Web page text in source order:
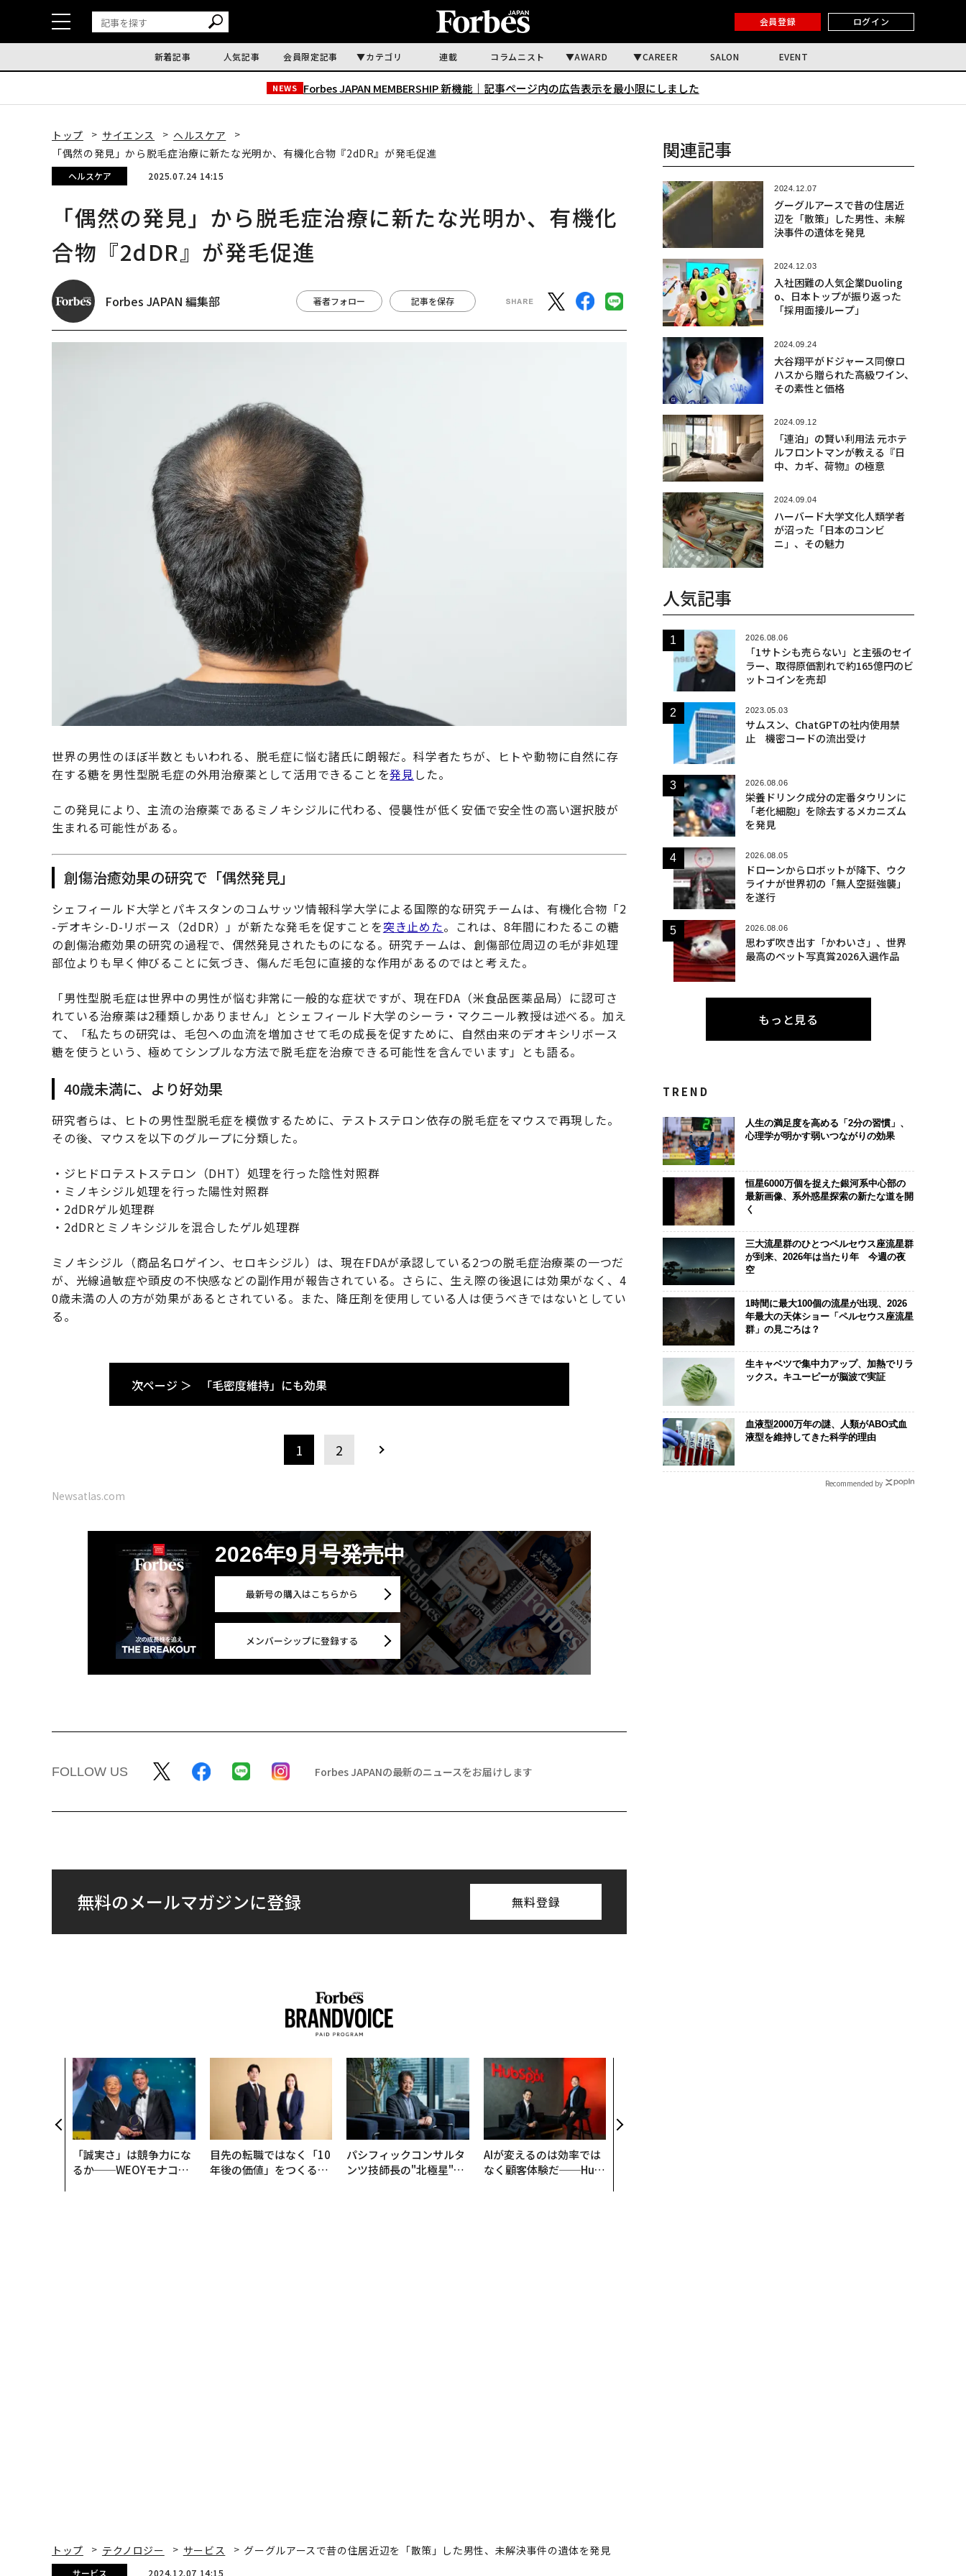
会員登録 ログイン
新着記事 人気記事 会員限定記事 カテゴリ 連載 コラムニスト AWARD CAREER SALON EVENT
NEWS Forbes JAPAN MEMBERSHIP 新機能｜ 記事ページ内の広告表示を最小限にしました
トップ サイエンス
ヘルスケア
「偶然の発見」から脱毛症治療に新たな光明か、有機化合物『2dDR』が発毛促進
ヘルスケア 2025.07.24 14:15
「偶然の発見」から脱毛症治療に新たな光明か、有機化
合物『2dDR』が発毛促進
Forbes JAPAN 編集部 著者フォロー 記事を保存
世界の男性のほぼ半数ともいわれる、脱毛症に悩む諸氏に朗報だ。科学者たちが、ヒトや動物に自然に存
在する糖を男性型脱毛症の外用治療薬として活用できることを発見 した。
この発見により、主流の治療薬であるミノキシジルに代わる、侵襲性が低く安価で安全性の高い選択肢が
生まれる可能性がある。
創傷治癒効果の研究で「偶然発見」
シェフィールド大学とパキスタンのコムサッツ情報科学大学による国際的な研究チームは、有機化合物「2
-デオキシ-D-リボース（2dDR）」が新たな発毛を促すことを突き止めた。これは、8年間にわたるこの糖
の創傷治癒効果の研究の過程で、偶然発見されたものになる。研究チームは、創傷部位周辺の毛が非処理
部位よりも早く伸びることに気づき、傷んだ毛包に直接的な作用があるのではと考えた。
「男性型脱毛症は世界中の男性が悩む非常に一般的な症状ですが、現在FDA（米食品医薬品局）に認可さ
れている治療薬は2種類しかありません」とシェフィールド大学のシーラ・マクニール教授は述べる。加え
て、「私たちの研究は、毛包への血流を増加させて毛の成長を促すために、自然由来のデオキシリボース
糖を使うという、極めてシンプルな方法で脱毛症を治療できる可能性を含んでいます」とも語る。
40歳未満に、より好効果
研究者らは、ヒトの男性型脱毛症を模倣するために、テストステロン依存の脱毛症をマウスで再現した。
その後、マウスを以下のグループに分類した。
・ジヒドロテストステロン（DHT）処理を行った陰性対照群
・ミノキシジル処理を行った陽性対照群
・2dDRゲル処理群
・2dDRとミノキシジルを混合したゲル処理群
ミノキシジル（商品名ロゲイン、セロキシジル）は、現在FDAが承認している2つの脱毛症治療薬の一つだ
が、光線過敏症や頭皮の不快感などの副作用が報告されている。さらに、生え際の後退には効果がなく、4
0歳未満の人の方が効果があるとされている。また、降圧剤を使用している人は使うべきではないとしてい
る。
次ページ ＞ 「毛密度維持」にも効果
1 2
Newsatlas.com
2026年9月号発売中
最新号の購入はこちらから
メンバーシップに登録する
FOLLOW US Forbes JAPANの最新のニュースをお届けします
無料のメールマガジンに登録 無料登録
「誠実さ」は競争力にな
るか──WEOYモナコで
目先の転職ではなく「10
年後の価値」をつくる─
パシフィックコンサルタ
ンツ技師長の"北極星"。
AIが変えるのは効率では
なく顧客体験だ──Hub
関連記事
2024.12.07
グーグルアースで昔の住居近
辺を「散策」した男性、未解
決事件の遺体を発見
2024.12.03
入社困難の人気企業Duoling
o、日本トップが振り返った
「採用面接ループ」
2024.09.24
大谷翔平がドジャース同僚ロ
ハスから贈られた高級ワイン、
その素性と価格
2024.09.12
「連泊」の賢い利用法 元ホテ
ルフロントマンが教える『日
中、カギ、荷物』の極意
2024.09.04
ハーバード大学文化人類学者
が沼った「日本のコンビ
ニ」、その魅力
人気記事
2026.08.06
「1サトシも売らない」と主張のセイ
ラー、取得原価割れで約165億円のビ
ットコインを売却
2023.05.03
サムスン、ChatGPTの社内使用禁
止 機密コードの流出受け
2026.08.06
栄養ドリンク成分の定番タウリンに
「老化細胞」を除去するメカニズム
を発見
2026.08.05
ドローンからロボットが降下、ウク
ライナが世界初の「無人空挺強襲」
を遂行
2026.08.06
思わず吹き出す「かわいさ」、世界
最高のペット写真賞2026入選作品
もっと見る
TREND
人生の満足度を高める「2分の習慣」、
心理学が明かす弱いつながりの効果
恒星6000万個を捉えた銀河系中心部の
最新画像、系外惑星探索の新たな道を開
く
三大流星群のひとつペルセウス座流星群
が到来、2026年は当たり年 今週の夜
空
1時間に最大100個の流星が出現、2026
年最大の天体ショー「ペルセウス座流星
群」の見ごろは？
生キャベツで集中力アップ、加熱でリラ
ックス。キユーピーが脳波で実証
血液型2000万年の謎、人類がABO式血
液型を維持してきた科学的理由
Recommended by
トップ テクノロジー サービス グーグルアースで昔の住居近辺を「散策」した男性、未解決事件の遺体を発見
サービス 2024.12.07 14:15